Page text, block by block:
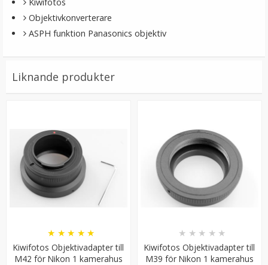
Kiwifotos Objektivadapter till Nikon F för Pentax Q
★★ ★
LÄGG I VARUKORG
Objektivkonverterare
ASPH funktion Panasonics objektiv
Liknande produkter
Kiwifotos Objektivadapter till
M42 för Nikon 1 kamerahus
★ ★ ★ ★ ★
Kiwifotos Objektivadapter till
M39 för Nikon 1 kamerahus
★ ★ ★ ★ ★